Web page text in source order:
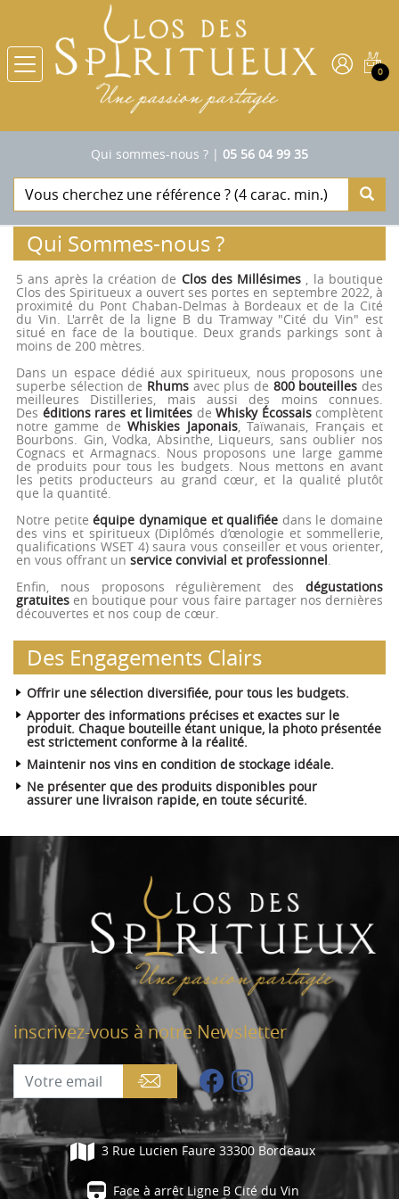
0
Qui sommes-nous ? | 05 56 04 99 35
Qui Sommes-nous ?
5 ans après la création de Clos des Millésimes , la boutique
Clos des Spiritueux a ouvert ses portes en septembre 2022, à
proximité du Pont Chaban-Delmas à Bordeaux et de la Cité
du Vin. L'arrêt de la ligne B du Tramway "Cité du Vin" est
situé en face de la boutique. Deux grands parkings sont à
moins de 200 mètres.
Dans un espace dédié aux spiritueux, nous proposons une
superbe sélection de Rhums avec plus de 800 bouteilles des
meilleures Distilleries, mais aussi des moins connues.
Des éditions rares et limitées de Whisky Écossaiscomplètent
notre gamme deWhiskies Japonais, Taïwanais, Français et
Bourbons. Gin, Vodka, Absinthe, Liqueurs, sans oublier nos
Cognacs et Armagnacs. Nous proposons une large gamme
de produits pour tous les budgets. Nous mettons en avant
les petits producteurs au grand cœur, et la qualité plutôt
que la quantité.
Notre petiteéquipe dynamique et qualifiée dans le domaine
des vins et spiritueux (Diplômés d’œnologie et sommellerie,
qualifications WSET 4) saura vous conseiller et vous orienter,
en vous offrant un service convivial et professionnel.
Enfin, nous proposons régulièrement des dégustations
gratuites en boutique pour vous faire partager nos dernières
découvertes et nos coup de cœur.
Des Engagements Clairs
Offrir une sélection diversifiée, pour tous les budgets.
Apporter des informations précises et exactes sur le
produit. Chaque bouteille étant unique, la photo présentée
est strictement conforme à la réalité.
Maintenir nos vins en condition de stockage idéale.
Ne présenter que des produits disponibles pour
assurer une livraison rapide, en toute sécurité.
inscrivez-vous à notre Newsletter
3 Rue Lucien Faure 33300 Bordeaux
Face à arrêt Ligne B Cité du Vin